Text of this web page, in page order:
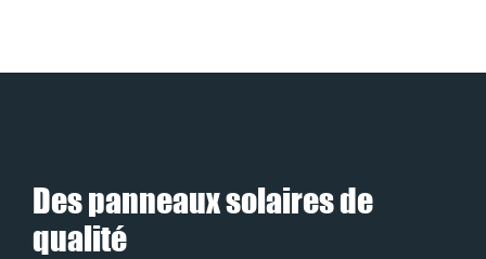
Des panneaux solaires de
qualité